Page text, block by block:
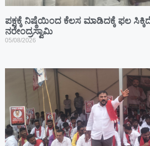
ಪಕ್ಷಕ್ಕೆ ನಿಷ್ಠೆಯಿಂದ ಕೆಲಸ ಮಾಡಿದಕ್ಕೆ ಫಲ
ನರೇಂದ್ರಸ್ವಾಮಿ
05/08/2026